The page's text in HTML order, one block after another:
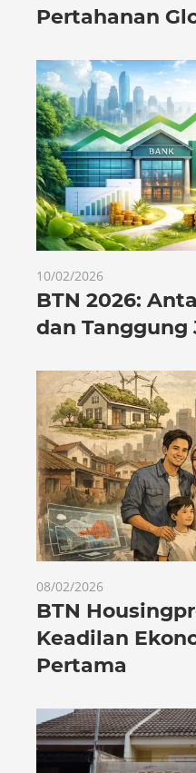
Pertahanan
10/02/2026
BTN 2026:
dan
08/02/2026
BTN
Keadilan
Pertama